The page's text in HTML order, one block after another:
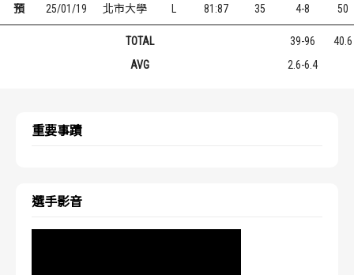
預 25/01/19 北市大學 81:87 35 4-8 50
TOTAL 39-96
40.6
AVG
2.6-6.4
重要事蹟
選手影音